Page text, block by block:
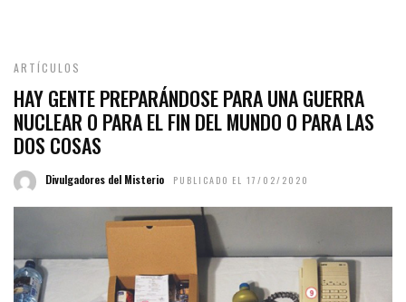
ARTÍCULOS
HAY GENTE PREPARÁNDOSE PARA UNA GUERRA
NUCLEAR O PARA EL FIN DEL MUNDO O PARA LAS
DOS COSAS
Divulgadores del Misterio PUBLICADO EL 17/02/2020